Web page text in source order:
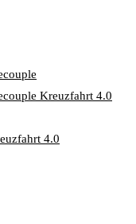
Kreuzfahrt 4.0
4.0